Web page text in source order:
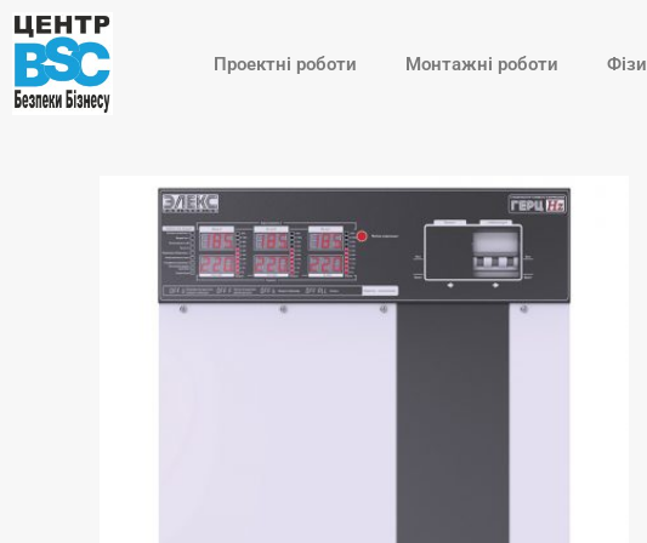
Перейти
до
вмісту
Проектні роботи Монтажні роботи